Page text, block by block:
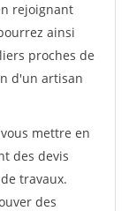
rejoignant
ainsi
proches de
d'un artisan
mettre en
des devis
travaux.
des